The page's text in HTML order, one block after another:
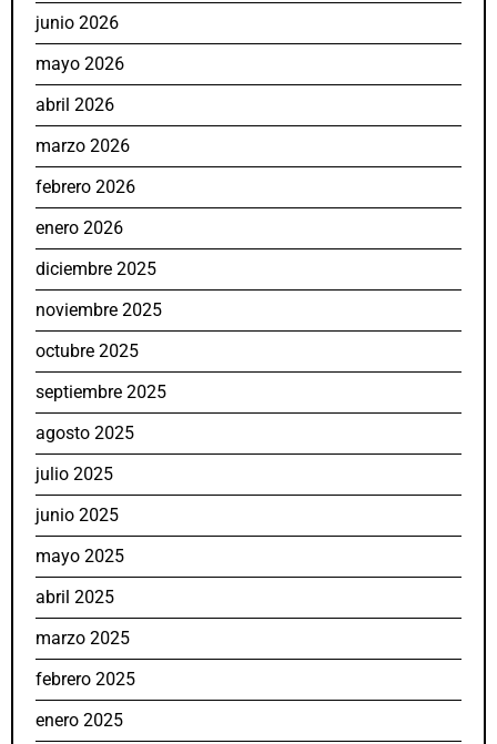
junio 2026
mayo 2026
abril 2026
marzo 2026
febrero 2026
enero 2026
diciembre 2025
noviembre 2025
octubre 2025
septiembre 2025
agosto 2025
julio 2025
junio 2025
mayo 2025
abril 2025
marzo 2025
febrero 2025
enero 2025